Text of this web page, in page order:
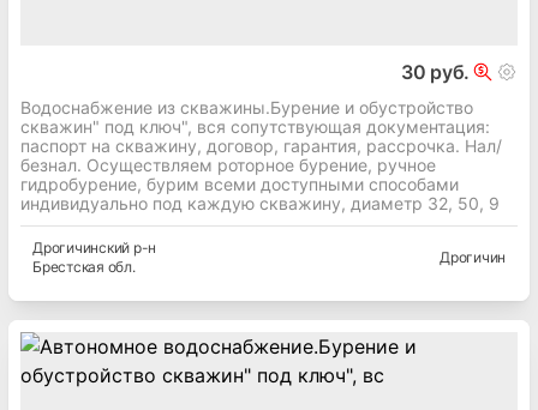
30 руб.
Водоснабжение из скважины.Бурение и обустройство
скважин" под ключ", вся сопутствующая документация:
паспорт на скважину, договор, гарантия, рассрочка. Нал/
безнал. Осуществляем роторное бурение, ручное
гидробурение, бурим всеми доступными способами
индивидуально под каждую скважину, диаметр 32, 50, 9
Дрогичинский р-н
Брестская обл.
Дрогичин